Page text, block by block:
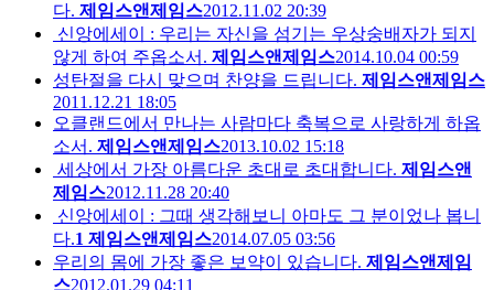
다. 제임스앤제임스2012.11.02 20:39
신앙에세이 : 우리는 자신을 섬기는 우상숭배자가 되지
않게 하여 주옵소서. 제임스앤제임스2014.10.04 00:59
성탄절을 다시 맞으며 찬양을 드립니다. 제임스앤제임스
2011.12.21 18:05
오클랜드에서 만나는 사람마다 축복으로 사랑하게 하옵
소서. 제임스앤제임스2013.10.02 15:18
세상에서 가장 아름다운 초대로 초대합니다. 제임스앤
제임스2012.11.28 20:40
신앙에세이 : 그때 생각해보니 아마도 그 분이었나 봅니
다.1 제임스앤제임스2014.07.05 03:56
우리의 몸에 가장 좋은 보약이 있습니다. 제임스앤제임
스2012.01.29 04:11